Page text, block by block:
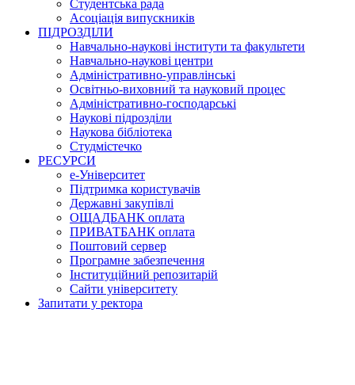
Студентська рада
Асоціація випускників
ПІДРОЗДІЛИ
Навчально-наукові інститути та факультети
Навчально-наукові центри
Адміністративно-управлінські
Освітньо-виховний та науковий процес
Адміністративно-господарські
Наукові підрозділи
Наукова бібліотека
Студмістечко
РЕСУРСИ
е-Університет
Підтримка користувачів
Державні закупівлі
ОЩАДБАНК оплата
ПРИВАТБАНК оплата
Поштовий сервер
Програмне забезпечення
Інституційний репозитарій
Сайти університету
Запитати у ректора